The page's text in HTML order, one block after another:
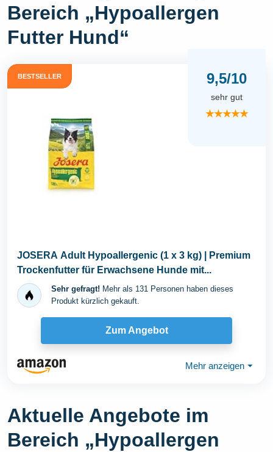
Bereich „Hypoallergen
Futter Hund“
BESTSELLER 9,5/10
sehr gut
★★★★★
JOSERA Adult Hypoallergenic (1 x 3 kg) | Premium
Trockenfutter für Erwachsene Hunde mit...
Sehr gefragt! Mehr als 131 Personen haben dieses
Produkt kürzlich gekauft.
Zum Angebot
Mehr anzeigen ⏷
Aktuelle Angebote im
Bereich „Hypoallergen